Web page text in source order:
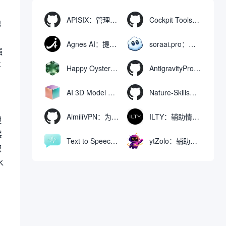
APISIX：管理和代理API及大模型流量的高性能网关 Cockpit Tools：管理多个AI编程IDE账号与配置多开独立实例的本地桌面应用
Agnes AI：提供全模态模型免费API、支持图文视频生成与复杂工程执行的智能体平台 soraai.pro：支持多模型文字转视频和图像生成的在线创作工具
Happy Oyster AI：生成可交互式3D虚拟世界与视频的大模型 AntigravityProxyLauncher：免TUN全局代理使用Antigravity IDE
AI 3D Model Generator：通过文本和图像快速生成3D模型的在线工具 Nature-Skills：辅助撰写学术论文和绘制科研图表的智能体插件
AimiliVPN：为Linux提供纯净出站家庭IP的VPN代理网关 ILTY：辅助情绪疏导与提供行动建议的AI陪伴工具
Text to Speech AI：支持多说话人与情感控制的文字转语音工具 ytZolo：辅助创建和优化YouTube视频内容的生成工具